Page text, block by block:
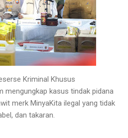
Kriminal Khusus
mengungkap kasus tindak pidana
merk MinyaKita ilegal yang tidak
dan takaran.